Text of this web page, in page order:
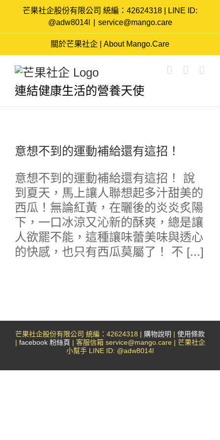
content
芒果社企股份有限公司 統編：42624318 | LINE ID:
@adw8014l
service@mango.care
關於芒果社企 | About Mango.Care
連結健康生活的營養天使
意想不到的運動補給還有這招！
意想不到的運動補給還有這招！ 說
到夏天，馬上讓人聯想起多汁甜美的
西瓜！無論紅黃，在曬後的炎炎炙陽
下，一口冰涼又沁新的酥爽，總是讓
人欲罷不能，這種讓味蕾美味與透心
的快感，也只有西瓜莫屬了！ 不 [...]
芒果社企股份有限公司 統編：42624318 | 購物說明 | 使用條款
| facebook 粉絲頁 | 客服信箱 service@mango.care | 芒果社企
小幫手 LINE ID: @adw8014l